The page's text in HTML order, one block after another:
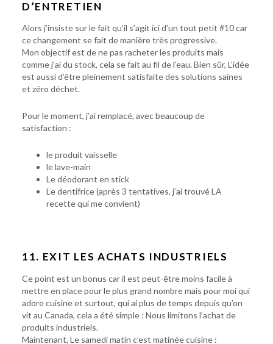
D’ENTRETIEN
Alors j’insiste sur le fait qu’il s’agit ici d’un tout petit #10 car
ce changement se fait de manière très progressive.
Mon objectif est de ne pas racheter les produits mais
comme j’ai du stock, cela se fait au fil de l’eau. Bien sûr, L’idée
est aussi d’être pleinement satisfaite des solutions saines
et zéro déchet.
Pour le moment, j’ai remplacé, avec beaucoup de
satisfaction :
le produit vaisselle
le lave-main
Le déodorant en stick
Le dentifrice (après 3 tentatives, j’ai trouvé LA
recette qui me convient)
11. EXIT LES ACHATS INDUSTRIELS
Ce point est un bonus car il est peut-être moins facile à
mettre en place pour le plus grand nombre mais pour moi qui
adore cuisine et surtout, qui ai plus de temps depuis qu’on
vit au Canada, cela a été simple : Nous limitons l’achat de
produits industriels.
Maintenant, Le samedi matin c’est matinée cuisine :